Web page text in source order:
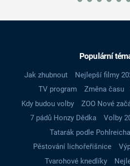
Populární
Jak zhubnout Nejlepší filmy
TV program
Změna času
Kdy budou volby
ZOO Nové
7 pádů Honzy Dědka
Volby
Tatarák podle Pohlreicha
Pěstování lichořeřišnice
Tvarohové knedlíky